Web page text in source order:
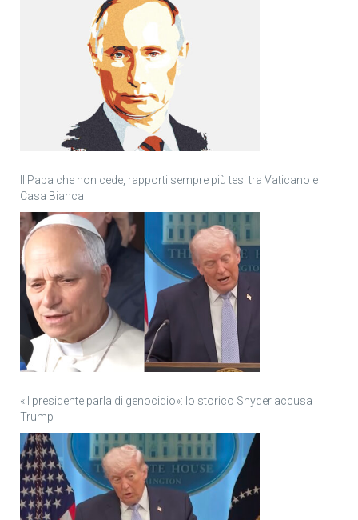
Il Papa che non cede, rapporti sempre più tesi tra Vaticano e
Casa Bianca
«Il presidente parla di genocidio»: lo storico Snyder accusa
Trump